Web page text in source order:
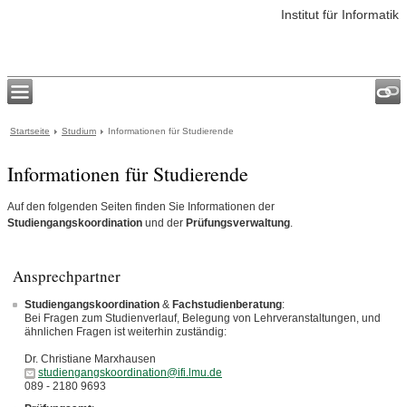
Institut für Informatik
Startseite Studium Informationen für Studierende
Informationen für Studierende
Auf den folgenden Seiten finden Sie Informationen der
Studiengangskoordination und der Prüfungsverwaltung.
Ansprechpartner
Studiengangskoordination & Fachstudienberatung:
Bei Fragen zum Studienverlauf, Belegung von Lehrveranstaltungen, und
ähnlichen Fragen ist weiterhin zuständig:
Dr. Christiane Marxhausen
studiengangskoordination@ifi.lmu.de
089 - 2180 9693